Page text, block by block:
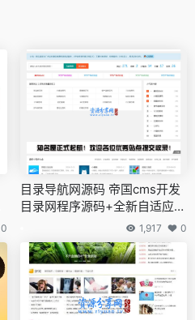
0
目录导航网源码 帝国cms开发
目录网程序源码+全新自适应模
1,917 0